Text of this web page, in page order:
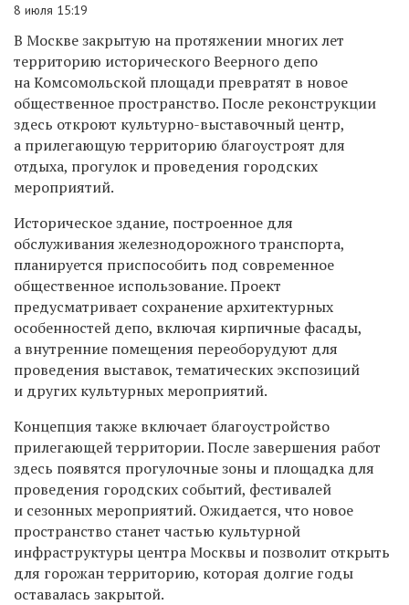
8 июля 15:19
В Москве закрытую на протяжении многих лет
территорию исторического Веерного депо
на Комсомольской площади превратят в новое
общественное пространство. После реконструкции
здесь откроют культурно-выставочный центр,
а прилегающую территорию благоустроят для
отдыха, прогулок и проведения городских
мероприятий.
Историческое здание, построенное для
обслуживания железнодорожного транспорта,
планируется приспособить под современное
общественное использование. Проект
предусматривает сохранение архитектурных
особенностей депо, включая кирпичные фасады,
а внутренние помещения переоборудуют для
проведения выставок, тематических экспозиций
и других культурных мероприятий.
Концепция также включает благоустройство
прилегающей территории. После завершения работ
здесь появятся прогулочные зоны и площадка для
проведения городских событий, фестивалей
и сезонных мероприятий. Ожидается, что новое
пространство станет частью культурной
инфраструктуры центра Москвы и позволит открыть
для горожан территорию, которая долгие годы
оставалась закрытой.